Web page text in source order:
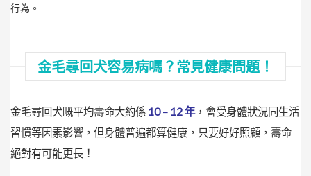
行為。
金毛尋回犬容易病嗎？常見健康問題！
金毛尋回犬嘅平均壽命大約係 10 – 12 年，會受身體狀況同生活
習慣等因素影響，但身體普遍都算健康，只要好好照顧，壽命
絕對有可能更長！